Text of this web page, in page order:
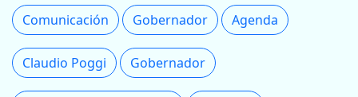
Comunicación Gobernador Agenda
Claudio Poggi Gobernador